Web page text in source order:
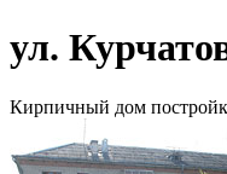
ул.
Кирпичный дом